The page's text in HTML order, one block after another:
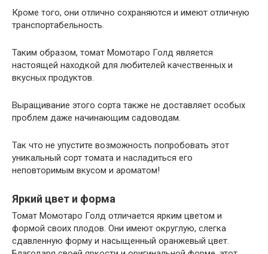
Кроме того, они отлично сохраняются и имеют отличную
транспортабельность.
Таким образом, томат Момотаро Голд является
настоящей находкой для любителей качественных и
вкусных продуктов.
Выращивание этого сорта также не доставляет особых
проблем даже начинающим садоводам.
Так что не упустите возможность попробовать этот
уникальный сорт томата и насладиться его
неповторимым вкусом и ароматом!
Яркий цвет и форма
Томат Момотаро Голд отличается ярким цветом и
формой своих плодов. Они имеют округлую, слегка
сдавленную форму и насыщенный оранжевый цвет.